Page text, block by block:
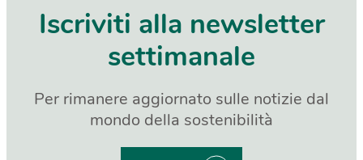
Iscriviti alla newsletter
settimanale
Per rimanere aggiornato sulle notizie dal
mondo della sostenibilità